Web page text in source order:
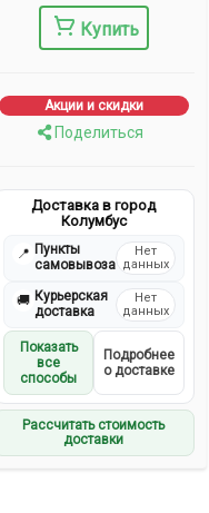
Купить
Акции и скидки
Поделиться
Доставка в город
Колумбус
📍 Пункты
самовывоза
Нет
данных
🚚 Курьерская
доставка
Нет
данных
Показать
все
способы
Подробнее
о доставке
Рассчитать стоимость
доставки